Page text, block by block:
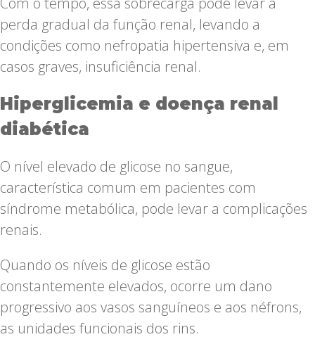
perda gradual da função renal, levando a
condições como nefropatia hipertensiva e, em
casos graves, insuficiência renal.
Hiperglicemia e doença renal
diabética
O nível elevado de glicose no sangue,
característica comum em pacientes com
síndrome metabólica, pode levar a complicações
renais.
Quando os níveis de glicose estão
constantemente elevados, ocorre um dano
progressivo aos vasos sanguíneos e aos néfrons,
as unidades funcionais dos rins.